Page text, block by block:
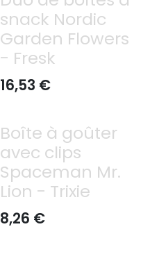
snack Nordic
Garden Flowers
- Fresk
16,53 €
Boîte à goûter
avec clips
Spaceman Mr.
Lion - Trixie
8,26 €